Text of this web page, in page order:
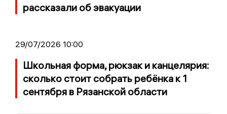
рассказали об эвакуации
29/07/2026 10:00
Школьная форма, рюкзак и канцелярия:
сколько стоит собрать ребёнка к 1
сентября в Рязанской области